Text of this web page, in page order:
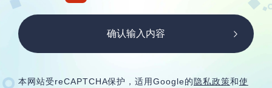
本网站受reCAPTCHA保护，适用Google的 隐私政策和使